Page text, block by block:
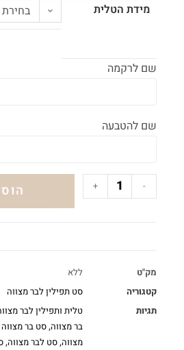
מידת הטלית
שם לרקמה
שם להטבעה
-
+
מק"ט
ללא
קטגוריה
סט תפילין לבר מצווה
תגיות
טלית ותפילין לבר
בר מצווה,סט בר
מצווה,סט לבר מצווה,